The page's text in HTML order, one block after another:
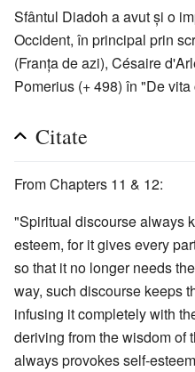
Sfântul Diadoh a avut și o
Occident, în principal prin
(Franța de azi), Césaire
Pomerius (+ 498) în "De
Citate
From Chapters 11 & 12:
"Spiritual discourse always
esteem, for it gives every
so that it no longer needs
way, such discourse keeps
infusing it completely with
deriving from the wisdom of
always provokes self-